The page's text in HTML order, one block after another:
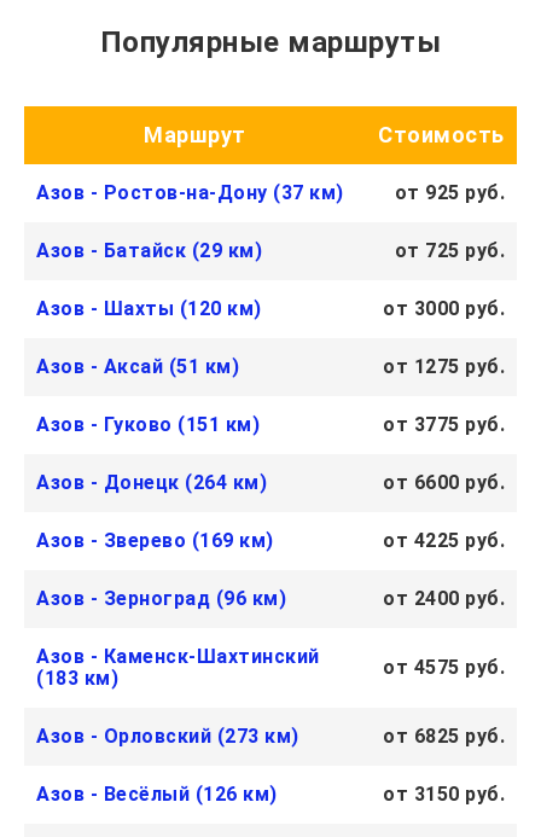
Популярные маршруты
Маршрут Стоимость
Азов - Ростов-на-Дону (37 км) от 925 руб.
Азов - Батайск (29 км) от 725 руб.
Азов - Шахты (120 км) от 3000 руб.
Азов - Аксай (51 км) от 1275 руб.
Азов - Гуково (151 км) от 3775 руб.
Азов - Донецк (264 км) от 6600 руб.
Азов - Зверево (169 км) от 4225 руб.
Азов - Зерноград (96 км) от 2400 руб.
Азов - Каменск-Шахтинский
(183 км)
от 4575 руб.
Азов - Орловский (273 км) от 6825 руб.
Азов - Весёлый (126 км) от 3150 руб.